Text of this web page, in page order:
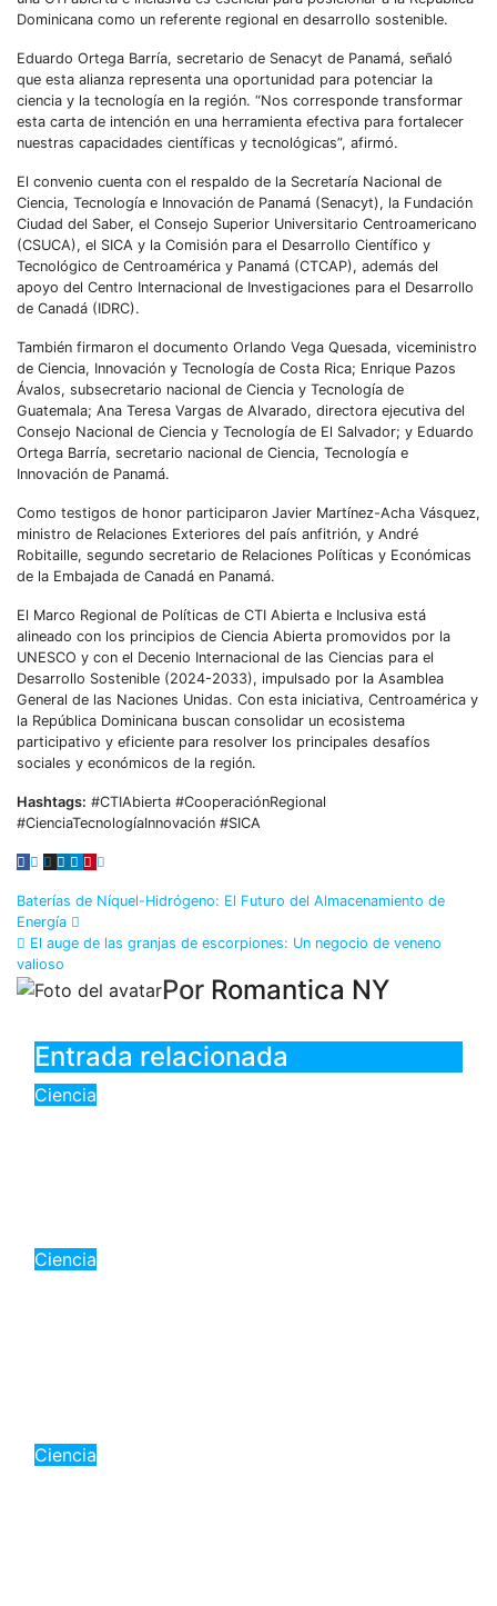
Dominicana como un referente regional en desarrollo sostenible.
Eduardo Ortega Barría, secretario de Senacyt de Panamá, señaló
que esta alianza representa una oportunidad para potenciar la
ciencia y la tecnología en la región. “Nos corresponde transformar
esta carta de intención en una herramienta efectiva para fortalecer
nuestras capacidades científicas y tecnológicas”, afirmó.
El convenio cuenta con el respaldo de la Secretaría Nacional de
Ciencia, Tecnología e Innovación de Panamá (Senacyt), la Fundación
Ciudad del Saber, el Consejo Superior Universitario Centroamericano
(CSUCA), el SICA y la Comisión para el Desarrollo Científico y
Tecnológico de Centroamérica y Panamá (CTCAP), además del
apoyo del Centro Internacional de Investigaciones para el Desarrollo
de Canadá (IDRC).
También firmaron el documento Orlando Vega Quesada, viceministro
de Ciencia, Innovación y Tecnología de Costa Rica; Enrique Pazos
Ávalos, subsecretario nacional de Ciencia y Tecnología de
Guatemala; Ana Teresa Vargas de Alvarado, directora ejecutiva del
Consejo Nacional de Ciencia y Tecnología de El Salvador; y Eduardo
Ortega Barría, secretario nacional de Ciencia, Tecnología e
Innovación de Panamá.
Como testigos de honor participaron Javier Martínez-Acha Vásquez,
ministro de Relaciones Exteriores del país anfitrión, y André
Robitaille, segundo secretario de Relaciones Políticas y Económicas
de la Embajada de Canadá en Panamá.
El Marco Regional de Políticas de CTI Abierta e Inclusiva está
alineado con los principios de Ciencia Abierta promovidos por la
UNESCO y con el Decenio Internacional de las Ciencias para el
Desarrollo Sostenible (2024-2033), impulsado por la Asamblea
General de las Naciones Unidas. Con esta iniciativa, Centroamérica y
la República Dominicana buscan consolidar un ecosistema
participativo y eficiente para resolver los principales desafíos
sociales y económicos de la región.
Hashtags: #CTIAbierta #CooperaciónRegional
#CienciaTecnologíaInnovación #SICA
Baterías de Níquel-Hidrógeno: El Futuro del Almacenamiento de
Energía
El auge de las granjas de escorpiones: Un negocio de veneno
valioso
Por Romantica NY
Entrada relacionada
Ciencia
Ciencia
Ciencia